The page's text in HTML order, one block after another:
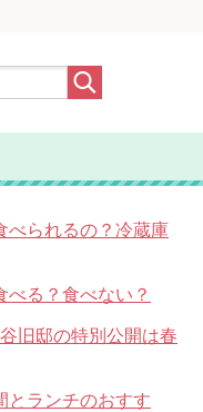
べられるの？冷蔵庫
る？食べない？
旧邸の特別公開は春
とランチのおすす